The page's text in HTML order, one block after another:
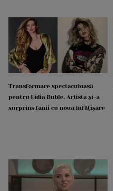
Transformare spectaculoasă
pentru Lidia Buble. Artista și-a
surprins fanii cu noua înfățișare